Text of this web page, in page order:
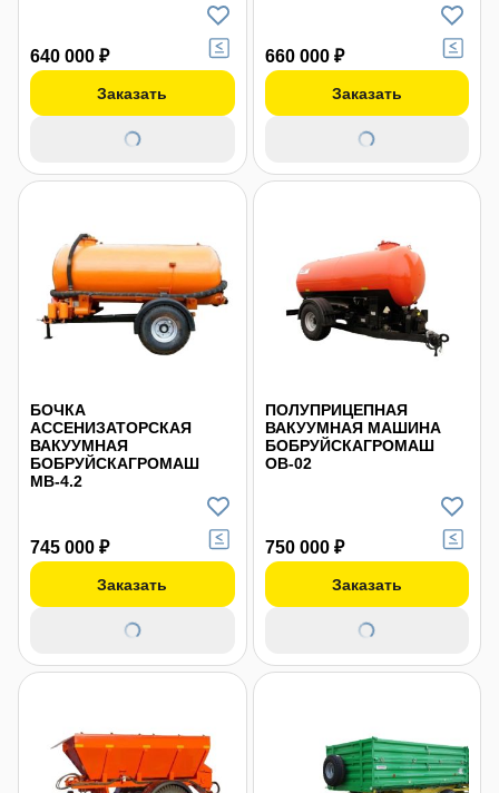
640 000 ₽
Заказать
660 000 ₽
Заказать
БОЧКА
АССЕНИЗАТОРСКАЯ
ВАКУУМНАЯ
БОБРУЙСКАГРОМАШ
МВ-4.2
745 000 ₽
Заказать
ПОЛУПРИЦЕПНАЯ
ВАКУУМНАЯ МАШИНА
БОБРУЙСКАГРОМАШ
ОВ-02
750 000 ₽
Заказать